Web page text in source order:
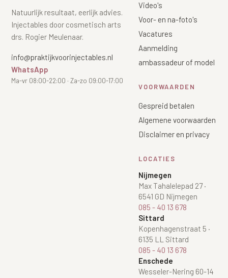
Natuurlijk resultaat, eerlijk advies.
Injectables door cosmetisch arts
drs. Rogier Meulenaar.
info@praktijkvoorinjectables.nl
WhatsApp
Ma-vr 08:00-22:00 · Za-zo 09:00-17:00
Video's
Voor- en na-foto's
Vacatures
Aanmelding
ambassadeur of model
VOORWAARDEN
Gespreid betalen
Algemene voorwaarden
Disclaimer en privacy
LOCATIES
Nijmegen
Max Tahalelepad 27·
6541 GD Nijmegen
085 - 40 13 678
Sittard
Kopenhagenstraat 5 ·
6135 LL Sittard
085 - 40 13 678
Enschede
Wesseler-Nering 60-14